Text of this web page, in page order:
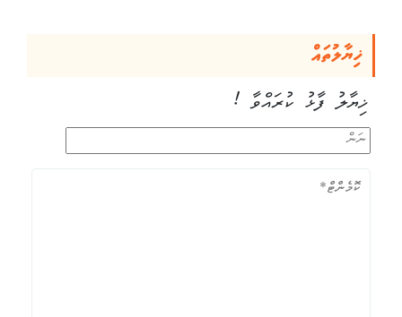
ޚިޔާލުތައް
ޚިޔާލު ފާޅު ކުރައްވާ !